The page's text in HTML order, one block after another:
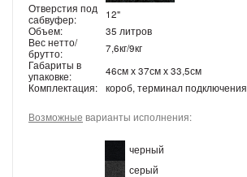
Отверстия под
сабвуфер:
12"
Объем:
35 литров
Вес нетто/
брутто:
7,6кг/9кг
Габариты в
упаковке:
46см х 37см х 33,5см
Комплектация:
короб, терминал подключения
Возможные варианты исполнения:
черный
серый